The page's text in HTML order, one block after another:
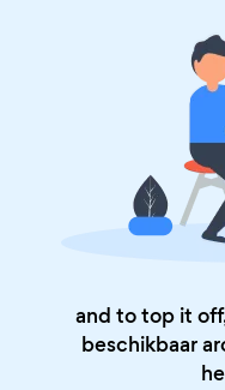
and to top it
beschikbaar